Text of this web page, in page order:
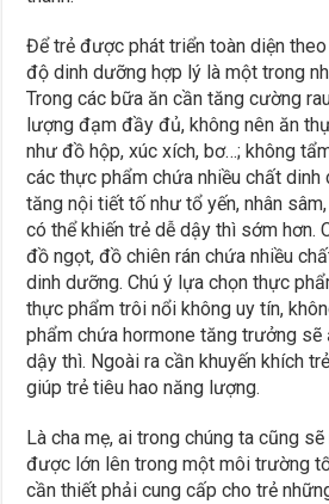
Để trẻ được phát triển toàn diện
độ dinh dưỡng hợp lý là một trong
Trong các bữa ăn cần tăng cường
lượng đạm đầy đủ, không nên ăn
như đồ hộp, xúc xích, bơ…; không
các thực phẩm chứa nhiều chất
tăng nội tiết tố như tổ yến, nhân
có thể khiến trẻ dễ dậy thì sớm hơn.
đồ ngọt, đồ chiên rán chứa nhiều
dinh dưỡng. Chú ý lựa chọn thực
thực phẩm trôi nổi không uy tín,
phẩm chứa hormone tăng trưởng
dậy thì. Ngoài ra cần khuyến khích
giúp trẻ tiêu hao năng lượng.
Là cha mẹ, ai trong chúng ta cũng
được lớn lên trong một môi trường
cần thiết phải cung cấp cho trẻ